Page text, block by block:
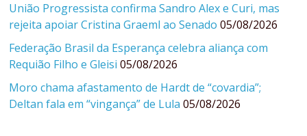
União Progressista confirma Sandro Alex e Curi, mas
rejeita apoiar Cristina Graeml ao Senado 05/08/2026
Federação Brasil da Esperança celebra aliança com
Requião Filho e Gleisi 05/08/2026
Moro chama afastamento de Hardt de “covardia”;
Deltan fala em “vingança” de Lula 05/08/2026